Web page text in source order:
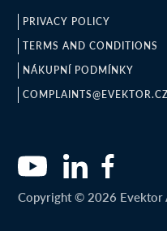
PRIVACY POLICY
TERMS AND CONDITIONS
NÁKUPNÍ PODMÍNKY
COMPLAINTS@EVEKTOR.CZ
Copyright © 2026 Evektor